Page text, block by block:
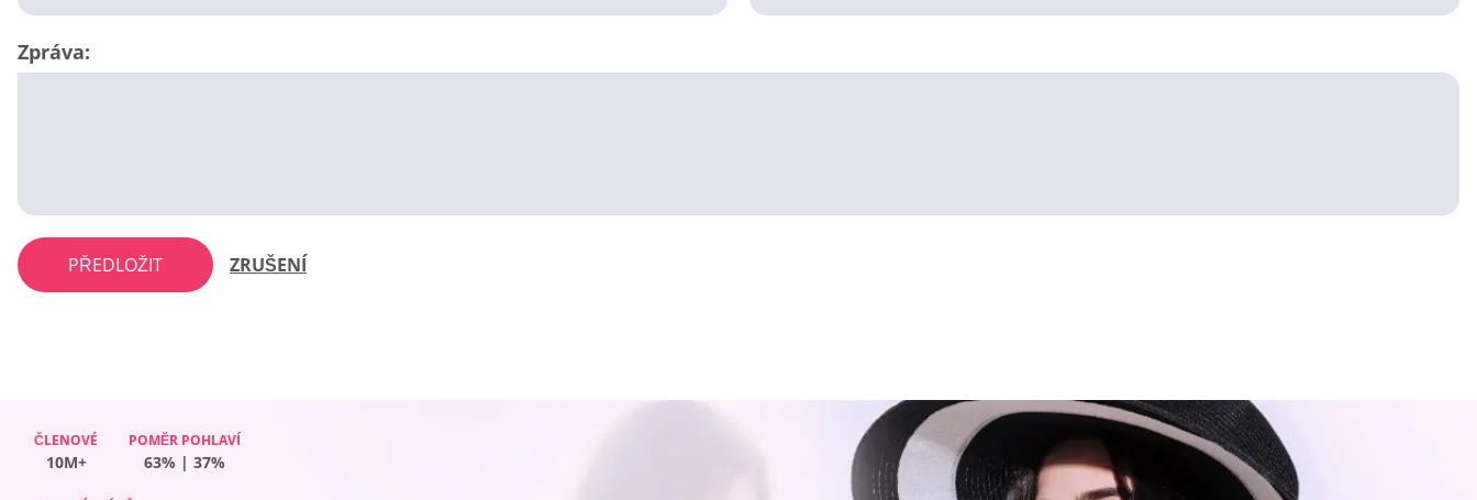
Zpráva:
PŘEDLOŽIT ZRUŠENÍ
ČLENOVÉ
10M+
POMĚR POHLAVÍ
65% | 35%
ČLENOVÉ
10M+
POMĚR POHLAVÍ
63% | 37%
ČLENOVÉ
10M+
POMĚR POHLAVÍ
55% | 45%
ČLENOVÉ
10M+
POMĚR POHLAVÍ
42% | 58%